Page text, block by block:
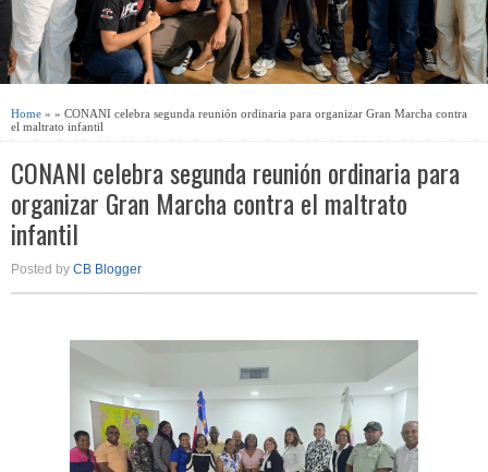
Home » » CONANI celebra segunda reunión ordinaria para organizar Gran Marcha contra
el maltrato infantil
CONANI celebra segunda reunión ordinaria para
organizar Gran Marcha contra el maltrato
infantil
Posted by CB Blogger